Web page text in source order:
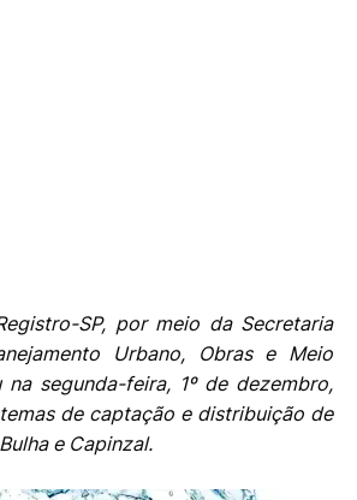
SP, por meio da Secretaria
Urbano, Obras e Meio
segunda-feira, 1º de dezembro,
de captação e distribuição de
e Capinzal.